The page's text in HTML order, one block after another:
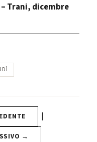
Trani, dicembre
|
→